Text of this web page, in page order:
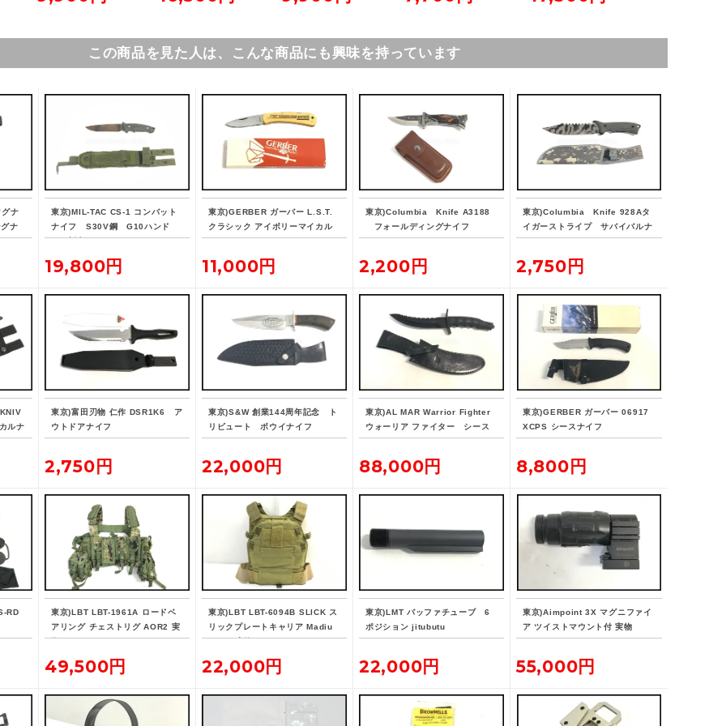
この商品を見た人は、こんな商品にも興味を持っています
ナ
ナ
東京)MIL-TAC CS-1 コンバット
ナイフ S30V鋼 G10ハンド
ル 刻印なし
19,800円
東京)GERBER ガーバー L.S.T.
クラシック アイボリーマイカル
タ フォールディングナイフ
11,000円
東京)Columbia Knife A3188
フォールディングナイフ
2,200円
東京)Columbia Knife 928Aタ
イガーストライプ サバイバルナ
イフ
2,750円
ルナ
東京)富田刃物 仁作 DSR1K6 ア
ウトドアナイフ
2,750円
東京)S&W 創業144周年記念 ト
リビュート ボウイナイフ
22,000円
東京)AL MAR Warrior Fighter
ウォーリア ファイター シース
ナイフ
88,000円
東京)GERBER ガーバー 06917
XCPS シースナイフ
8,800円
RD
東京)LBT LBT-1961A ロードベ
アリング チェストリグ AOR2 実
物
49,500円
東京)LBT LBT-6094B SLICK ス
リックプレートキャリア Madiu
m OD 実物
22,000円
東京)LMT バッファチューブ 6
ポジション jitubutu
22,000円
東京)Aimpoint 3X マグニファイ
ア ツイストマウント付 実物
55,000円